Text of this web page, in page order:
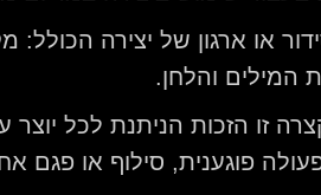
או ארגון של יצירה
המילים והלחן.
זו הזכות הניתנת לכל יוצר
פוגענית, סילוף או פגם